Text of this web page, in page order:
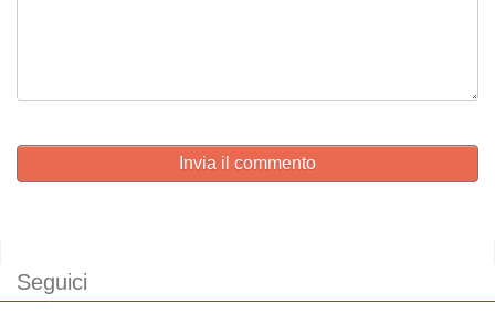
Invia il commento
Seguici